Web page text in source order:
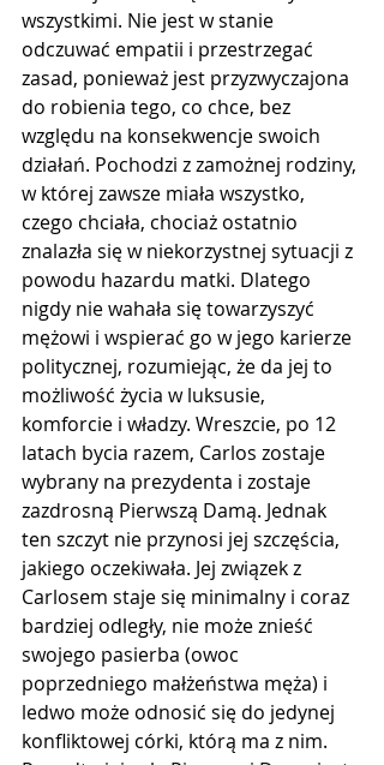
wszystkimi. Nie jest w stanie
odczuwać empatii i przestrzegać
zasad, ponieważ jest przyzwyczajona
do robienia tego, co chce, bez
względu na konsekwencje swoich
działań. Pochodzi z zamożnej rodziny,
w której zawsze miała wszystko,
czego chciała, chociaż ostatnio
znalazła się w niekorzystnej sytuacji z
powodu hazardu matki. Dlatego
nigdy nie wahała się towarzyszyć
mężowi i wspierać go w jego karierze
politycznej, rozumiejąc, że da jej to
możliwość życia w luksusie,
komforcie i władzy. Wreszcie, po 12
latach bycia razem, Carlos zostaje
wybrany na prezydenta i zostaje
zazdrosną Pierwszą Damą. Jednak
ten szczyt nie przynosi jej szczęścia,
jakiego oczekiwała. Jej związek z
Carlosem staje się minimalny i coraz
bardziej odległy, nie może znieść
swojego pasierba (owoc
poprzedniego małżeństwa męża) i
ledwo może odnosić się do jedynej
konfliktowej córki, którą ma z nim.